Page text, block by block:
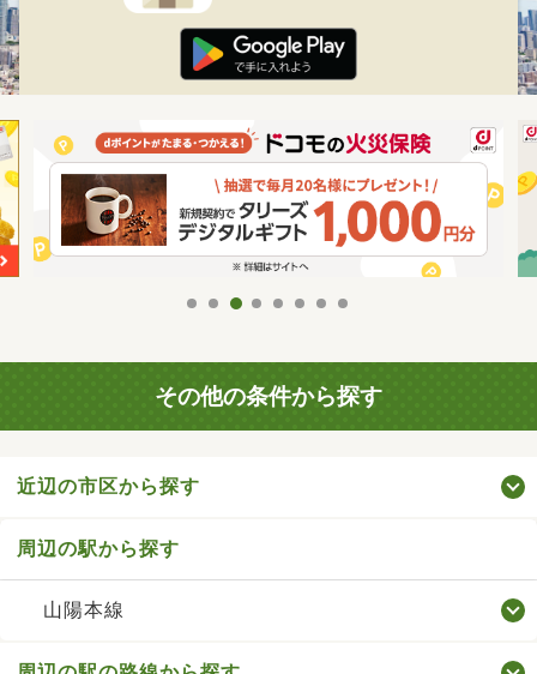
その他の条件から探す
近辺の市区から探す
周辺の駅から探す
山陽本線